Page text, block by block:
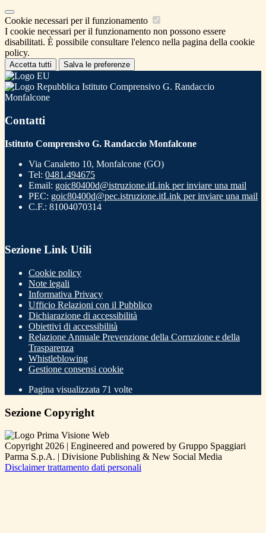
Cookie necessari per il funzionamento
I cookie necessari per il funzionamento non possono essere
disabilitati. È possibile consultare l'elenco nella pagina della cookie
policy.
Accetta tutti Salva le preferenze
Istituto Comprensivo G. Randaccio
Monfalcone
Contatti
Istituto Comprensivo G. Randaccio Monfalcone
Via Canaletto 10, Monfalcone (GO)
Tel: 0481.494675
Email: goic80400d@istruzione.itLink per inviare una mail
PEC: goic80400d@pec.istruzione.itLink per inviare una mail
C.F.: 81004070314
Sezione Link Utili
Cookie policy
Note legali
Informativa Privacy
Ufficio Relazioni con il Pubblico
Dichiarazione di accessibilità
Obiettivi di accessibilità
Relazione Annuale Prevenzione della Corruzione e della
Trasparenza
Whistleblowing
Gestione consensi cookie
Pagina visualizzata 71 volte
Sezione Copyright
Copyright 2026 | Engineered and powered by Gruppo Spaggiari
Parma S.p.A. | Divisione Publishing & New Social Media
Disclaimer trattamento dati personali